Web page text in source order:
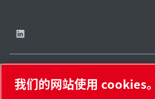
China / ZH
我们的网站使用 cookies。